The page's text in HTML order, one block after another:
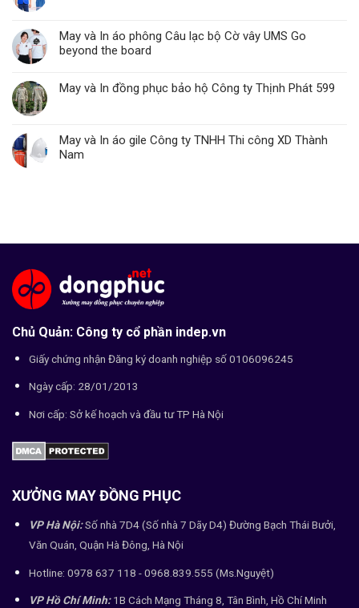
May và In áo phông Câu lạc bộ Cờ vây UMS Go
beyond the board
May và In đồng phục bảo hộ Công ty Thịnh Phát 599
May và In áo gile Công ty TNHH Thi công XD Thành
Nam
Chủ Quản: Công ty cổ phần indep.vn
Giấy chứng nhận Đăng ký doanh nghiệp số 0106096245
Ngày cấp: 28/01/2013
Nơi cấp: Sở kế hoạch và đầu tư TP Hà Nội
XƯỞNG MAY ĐỒNG PHỤC
VP Hà Nội:Số nhà 7D4 (Số nhà 7 Dãy D4) Đường Bạch Thái Bưởi,
Văn Quán, Quận Hà Đông, Hà Nội
Hotline: 0978 637 118 - 0968.839.555 (Ms.Nguyệt)
VP Hồ Chí Minh:1B Cách Mạng Tháng 8, Tân Bình, Hồ Chí Minh